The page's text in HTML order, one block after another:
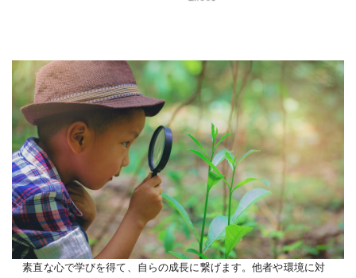
素直な心で学びを得て、自らの成長に繋げます。他者や環境に対